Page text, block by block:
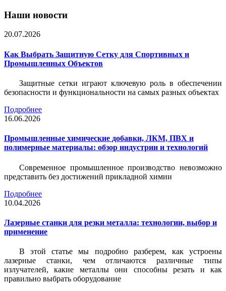
Наши новости
20.07.2026
Как Выбрать Защитную Сетку для Спортивных и
Промышленных Объектов
Защитные сетки играют ключевую роль в обеспечении
безопасности и функциональности на самых разных объектах
Подробнее
16.06.2026
Промышленные химические добавки, ЛКМ, ПВХ и
полимерные материалы: обзор индустрии и технологий
Современное промышленное производство невозможно
представить без достижений прикладной химии
Подробнее
10.04.2026
Лазерные станки для резки металла: технологии, выбор и
применение
В этой статье мы подробно разберем, как устроены
лазерные станки, чем отличаются различные типы
излучателей, какие металлы они способны резать и как
правильно выбрать оборудование